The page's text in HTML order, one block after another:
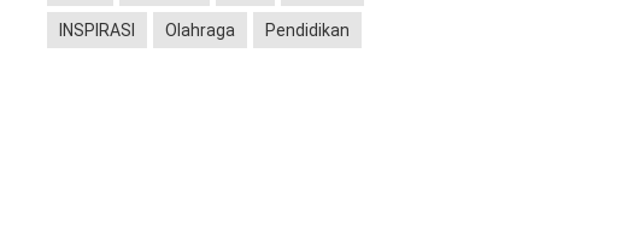
INSPIRASI Olahraga Pendidikan